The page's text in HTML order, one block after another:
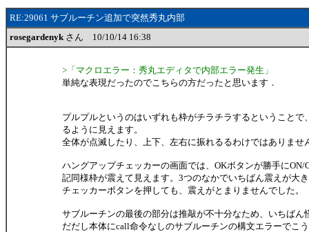
RE:29061 サブルーチン追加で突然秀丸内部
rosegardenyk さん 10/10/14 16:38
>「マクロエラー：秀丸エディタで内部エラー発生」
単純な表現だったのでこちらの方だったと思います．
プルプルというのはいずれも枠がチラチラするということで
るように見えます。
全体が点滅したり、上下、左右に振れるるわけではありませ
ハングアップチェッカーの画面では、OKボタンが勝手にON/
記同様枠が震えて見えます。3つのなかでいちばん震えが大
チェッカーボタンを押しても、震えがとまりませんでした。
サブルーチンの最後の部分は推敲が不十分なため、いちばん
だだし本体にcall命令なしのサブルーチンの構文エラーでこ